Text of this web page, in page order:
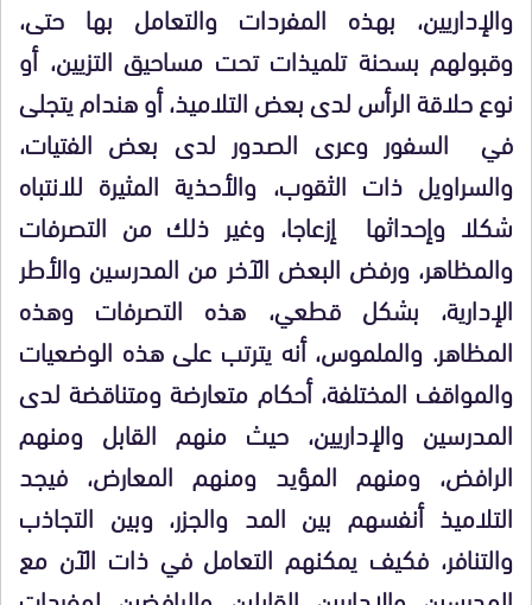
والإداريين، بهذه المفردات والتعامل بها حتى،
وقبولهم بسحنة تلميذات تحت مساحيق التزيين، أو
نوع حلاقة الرأس لدى بعض التلاميذ، أو هندام يتجلى
في السفور وعرى الصدور لدى بعض الفتيات،
والسراويل ذات الثقوب، والأحذية المثيرة للانتباه
شكلا وإحداثها إزعاجا، وغير ذلك من التصرفات
والمظاهر، ورفض البعض الآخر من المدرسين والأطر
الإدارية، بشكل قطعي، هذه التصرفات وهذه
المظاهر. والملموس، أنه يترتب على هذه الوضعيات
والمواقف المختلفة، أحكام متعارضة ومتناقضة لدى
المدرسين والإداريين، حيث منهم القابل ومنهم
الرافض، ومنهم المؤيد ومنهم المعارض، فيجد
التلاميذ أنفسهم بين المد والجزر، وبين التجاذب
والتنافر، فكيف يمكنهم التعامل في ذات الآن مع